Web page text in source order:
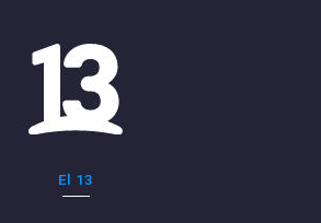
El 13